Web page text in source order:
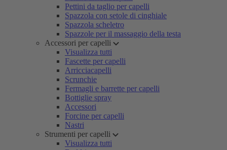
Pettini da taglio per capelli
Spazzola con setole di cinghiale
Spazzola scheletro
Spazzole per il massaggio della testa
Accessori per capelli
Visualizza tutti
Fascette per capelli
Arricciacapelli
Scrunchie
Fermagli e barrette per capelli
Bottiglie spray
Accessori
Forcine per capelli
Nastri
Strumenti per capelli
Visualizza tutti